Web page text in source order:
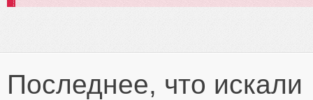
Последнее, что искали